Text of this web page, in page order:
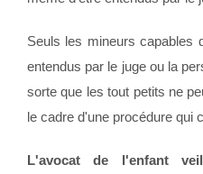
Seuls les mineurs capables
entendus par le juge ou la
sorte que les tout petits ne
le cadre d'une procédure qui
L'avocat de l'enfant